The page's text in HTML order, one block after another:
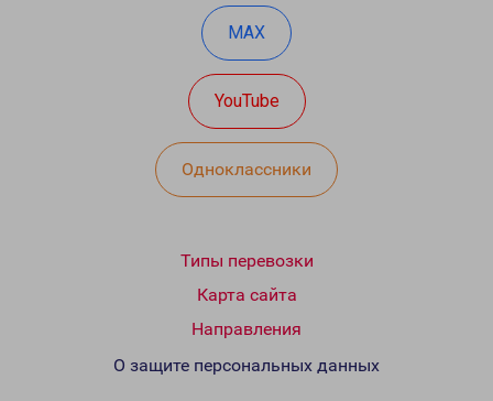
MAX
YouTube
Одноклассники
Типы перевозки
Карта сайта
Направления
О защите персональных данных